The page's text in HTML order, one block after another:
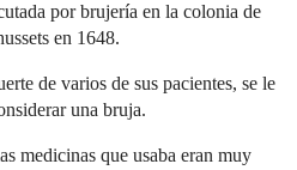
por brujería en la colonia de
en 1648.
de varios de sus pacientes, se le
una bruja.
medicinas que usaba eran muy